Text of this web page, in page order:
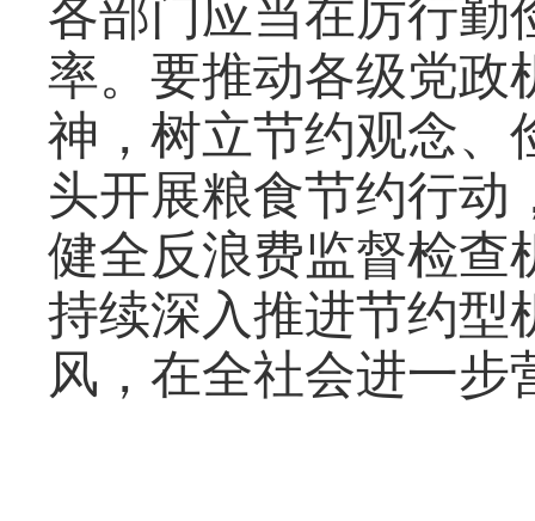
各部门应当在厉行勤
率。要推动各级党政
神，树立节约观念、
头开展粮食节约行动
健全反浪费监督检查
持续深入推进节约型
风，在全社会进一